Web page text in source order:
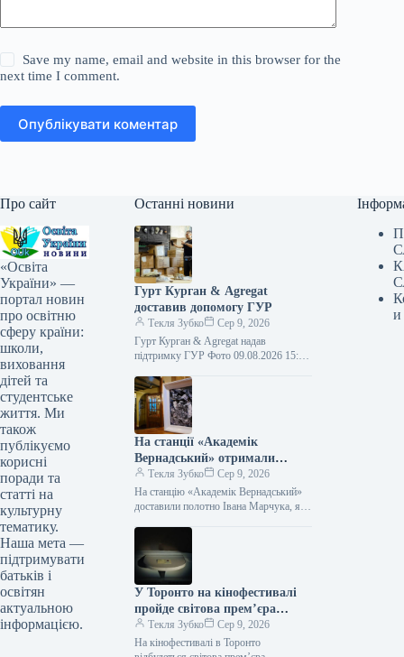
Save my name, email and website in this browser for the
next time I comment.
Опублікувати коментар
Про сайт
«Освіта
України» —
портал новин
про освітню
сферу країни:
школи,
виховання
дітей та
студентське
життя. Ми
також
публікуємо
корисні
поради та
статті на
культурну
тематику.
Наша мета —
підтримувати
батьків і
освітян
актуальною
інформацією.
Останні новини
Гурт Курган & Agregat
доставив допомогу ГУР
Текля Зубко
Сер 9, 2026
Гурт Курган & Agregat надав
підтримку ГУР Фото 09.08.2026 15:11
МО «Артан» отримали чергову
допомогу від…
На станції «Академік
Вернадський» отримали
полотно Івана Марчука, яким
він відзначив українських
полярників
Текля Зубко
Сер 9, 2026
На станцію «Академік Вернадський»
доставили полотно Івана Марчука, яке
Укрінформ На антарктичну станцію…
У Торонто на кінофестивалі
пройде світова прем’єра
української стрічки «По
батькові»
Текля Зубко
Сер 9, 2026
На кінофестивалі в Торонто
и